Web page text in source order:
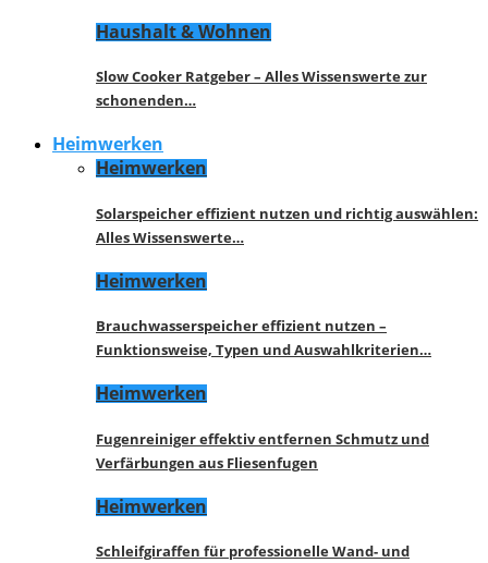
Haushalt & Wohnen
Slow Cooker Ratgeber – Alles Wissenswerte zur
schonenden…
Heimwerken
Heimwerken
Solarspeicher effizient nutzen und richtig auswählen:
Alles Wissenswerte…
Heimwerken
Brauchwasserspeicher effizient nutzen –
Funktionsweise, Typen und Auswahlkriterien…
Heimwerken
Fugenreiniger effektiv entfernen Schmutz und
Verfärbungen aus Fliesenfugen
Heimwerken
Schleifgiraffen für professionelle Wand- und